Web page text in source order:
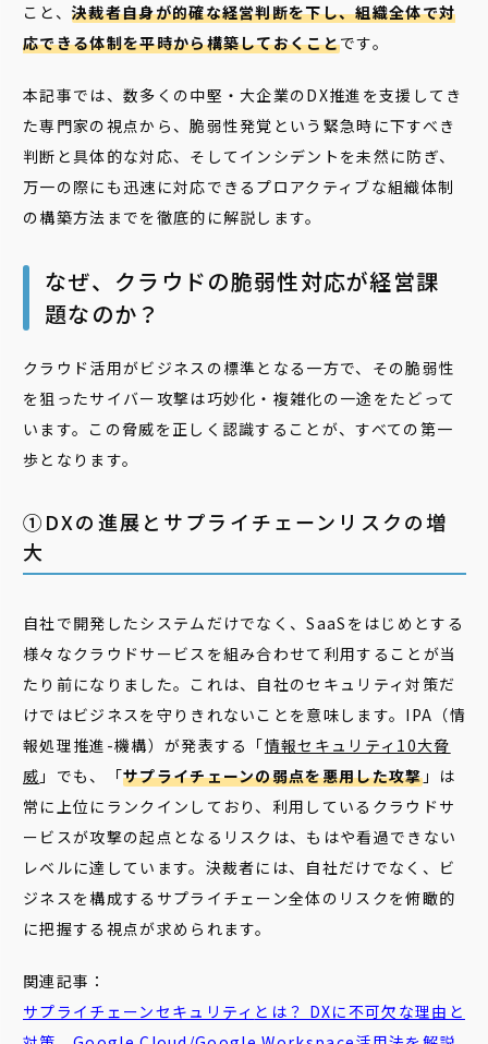
こと、 決裁者自身が的確な経営判断を下し、組織全体で対
応できる体制を平時から構築しておくことです。
本記事では、数多くの中堅・大企業のDX推進を支援してき
た専門家の視点から、脆弱性発覚という緊急時に下すべき
判断と具体的な対応、そしてインシデントを未然に防ぎ、
万一の際にも迅速に対応できるプロアクティブな組織体制
の構築方法までを徹底的に解説します。
なぜ、クラウドの脆弱性対応が経営課
題なのか？
クラウド活用がビジネスの標準となる一方で、その脆弱性
を狙ったサイバー攻撃は巧妙化・複雑化の一途をたどって
います。この脅威を正しく認識することが、すべての第一
歩となります。
①DXの進展とサプライチェーンリスクの増
大
自社で開発したシステムだけでなく、SaaSをはじめとする
様々なクラウドサービスを組み合わせて利用することが当
たり前になりました。これは、自社のセキュリティ対策だ
けではビジネスを守りきれないことを意味します。IPA（情
報処理推進-機構）が発表する「情報セキュリティ10大脅
威 」でも、「サプライチェーンの弱点を悪用した攻撃」は
常に上位にランクインしており、利用しているクラウドサ
ービスが攻撃の起点となるリスクは、もはや看過できない
レベルに達しています。決裁者には、自社だけでなく、ビ
ジネスを構成するサプライチェーン全体のリスクを俯瞰的
に把握する視点が求められます。
関連記事：
サプライチェーンセキュリティ とは？ DXに不可欠な理由と